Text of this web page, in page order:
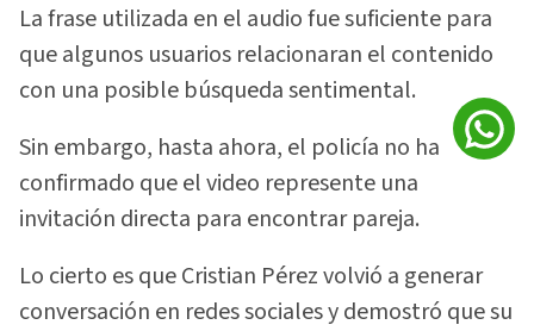
La frase utilizada en el audio fue suficiente para
que algunos usuarios relacionaran el contenido
con una posible búsqueda sentimental.
Sin embargo, hasta ahora, el policía no ha
confirmado que el video represente una
invitación directa para encontrar pareja.
Lo cierto es que Cristian Pérez volvió a generar
conversación en redes sociales y demostró que su